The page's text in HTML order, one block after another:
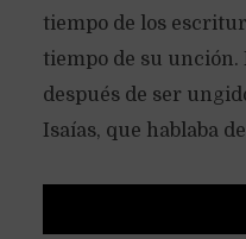
tiempo de los
tiempo de su unción.
después de ser
Isaías, que hablaba